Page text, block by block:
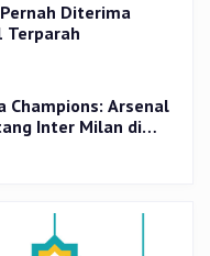
Diterima
Terparah
Champions: Arsenal
Inter Milan di